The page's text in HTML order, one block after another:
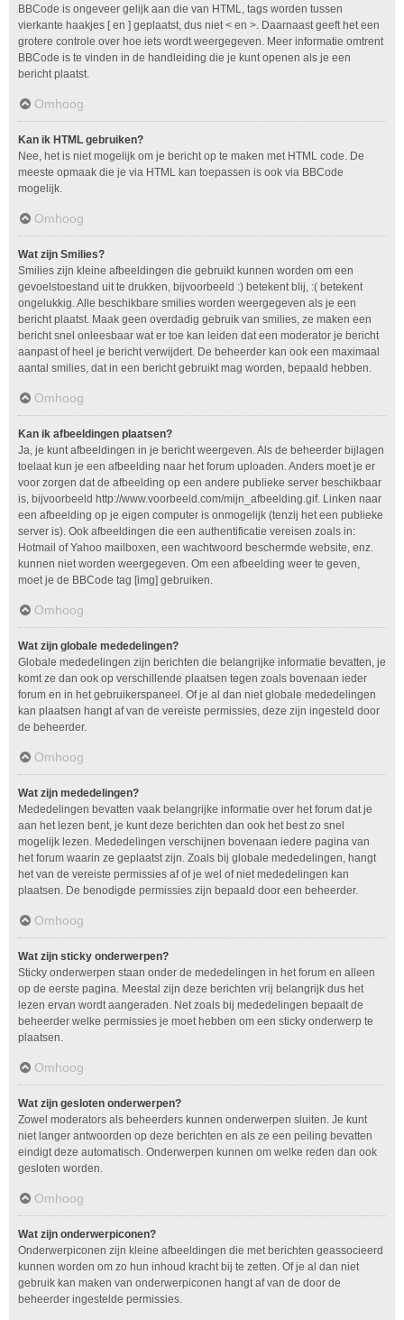
BBCode is ongeveer gelijk aan die van HTML, tags worden tussen
vierkante haakjes [ en ] geplaatst, dus niet < en >. Daarnaast geeft het een
grotere controle over hoe iets wordt weergegeven. Meer informatie omtrent
BBCode is te vinden in de handleiding die je kunt openen als je een
bericht plaatst.
Omhoog
Kan ik HTML gebruiken?
Nee, het is niet mogelijk om je bericht op te maken met HTML code. De
meeste opmaak die je via HTML kan toepassen is ook via BBCode
mogelijk.
Omhoog
Wat zijn Smilies?
Smilies zijn kleine afbeeldingen die gebruikt kunnen worden om een
gevoelstoestand uit te drukken, bijvoorbeeld :) betekent blij, :( betekent
ongelukkig. Alle beschikbare smilies worden weergegeven als je een
bericht plaatst. Maak geen overdadig gebruik van smilies, ze maken een
bericht snel onleesbaar wat er toe kan leiden dat een moderator je bericht
aanpast of heel je bericht verwijdert. De beheerder kan ook een maximaal
aantal smilies, dat in een bericht gebruikt mag worden, bepaald hebben.
Omhoog
Kan ik afbeeldingen plaatsen?
Ja, je kunt afbeeldingen in je bericht weergeven. Als de beheerder bijlagen
toelaat kun je een afbeelding naar het forum uploaden. Anders moet je er
voor zorgen dat de afbeelding op een andere publieke server beschikbaar
is, bijvoorbeeld http://www.voorbeeld.com/mijn_afbeelding.gif. Linken naar
een afbeelding op je eigen computer is onmogelijk (tenzij het een publieke
server is). Ook afbeeldingen die een authentificatie vereisen zoals in:
Hotmail of Yahoo mailboxen, een wachtwoord beschermde website, enz.
kunnen niet worden weergegeven. Om een afbeelding weer te geven,
moet je de BBCode tag [img] gebruiken.
Omhoog
Wat zijn globale mededelingen?
Globale mededelingen zijn berichten die belangrijke informatie bevatten, je
komt ze dan ook op verschillende plaatsen tegen zoals bovenaan ieder
forum en in het gebruikerspaneel. Of je al dan niet globale mededelingen
kan plaatsen hangt af van de vereiste permissies, deze zijn ingesteld door
de beheerder.
Omhoog
Wat zijn mededelingen?
Mededelingen bevatten vaak belangrijke informatie over het forum dat je
aan het lezen bent, je kunt deze berichten dan ook het best zo snel
mogelijk lezen. Mededelingen verschijnen bovenaan iedere pagina van
het forum waarin ze geplaatst zijn. Zoals bij globale mededelingen, hangt
het van de vereiste permissies af of je wel of niet mededelingen kan
plaatsen. De benodigde permissies zijn bepaald door een beheerder.
Omhoog
Wat zijn sticky onderwerpen?
Sticky onderwerpen staan onder de mededelingen in het forum en alleen
op de eerste pagina. Meestal zijn deze berichten vrij belangrijk dus het
lezen ervan wordt aangeraden. Net zoals bij mededelingen bepaalt de
beheerder welke permissies je moet hebben om een sticky onderwerp te
plaatsen.
Omhoog
Wat zijn gesloten onderwerpen?
Zowel moderators als beheerders kunnen onderwerpen sluiten. Je kunt
niet langer antwoorden op deze berichten en als ze een peiling bevatten
eindigt deze automatisch. Onderwerpen kunnen om welke reden dan ook
gesloten worden.
Omhoog
Wat zijn onderwerpiconen?
Onderwerpiconen zijn kleine afbeeldingen die met berichten geassocieerd
kunnen worden om zo hun inhoud kracht bij te zetten. Of je al dan niet
gebruik kan maken van onderwerpiconen hangt af van de door de
beheerder ingestelde permissies.